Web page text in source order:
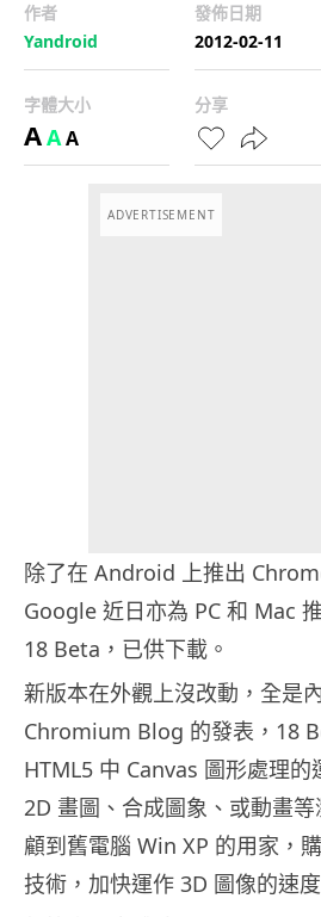
作者
Yandroid
發佈日期
2012-02-11
字體大小
AAA
分享
ADVERTISEMENT
除了在 Android 上推出
Google 近日亦為 PC 和 Mac
18 Beta，已供下載。
新版本在外觀上沒改動，全是
Chromium Blog 的發表，18
HTML5 中 Canvas 圖形處理的
2D 畫圖、合成圖象、或動畫
顧到舊電腦 Win XP 的用家，
技術，加快運作 3D 圖像的速度